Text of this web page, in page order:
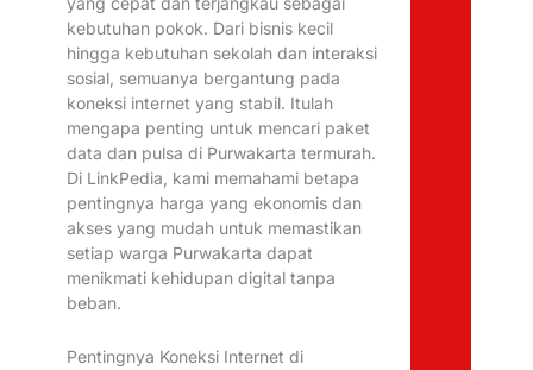
kebutuhan pokok. Dari bisnis kecil
hingga kebutuhan sekolah dan interaksi
sosial, semuanya bergantung pada
koneksi internet yang stabil. Itulah
mengapa penting untuk mencari paket
data dan pulsa di Purwakarta termurah.
Di LinkPedia, kami memahami betapa
pentingnya harga yang ekonomis dan
akses yang mudah untuk memastikan
setiap warga Purwakarta dapat
menikmati kehidupan digital tanpa
beban.
Pentingnya Koneksi Internet di